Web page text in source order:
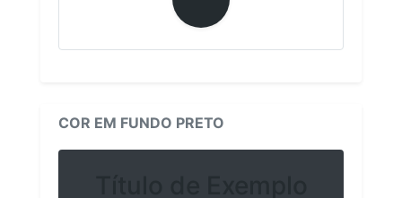
COR EM FUNDO PRETO